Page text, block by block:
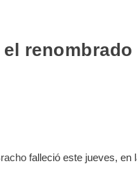
el
falleció este jueves, en